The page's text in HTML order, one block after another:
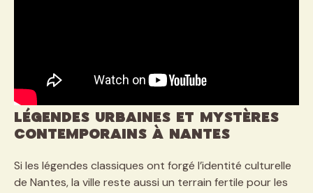
Légendes urbaines et mystères
contemporains à Nantes
Si les légendes classiques ont forgé l’identité culturelle
de Nantes, la ville reste aussi un terrain fertile pour les